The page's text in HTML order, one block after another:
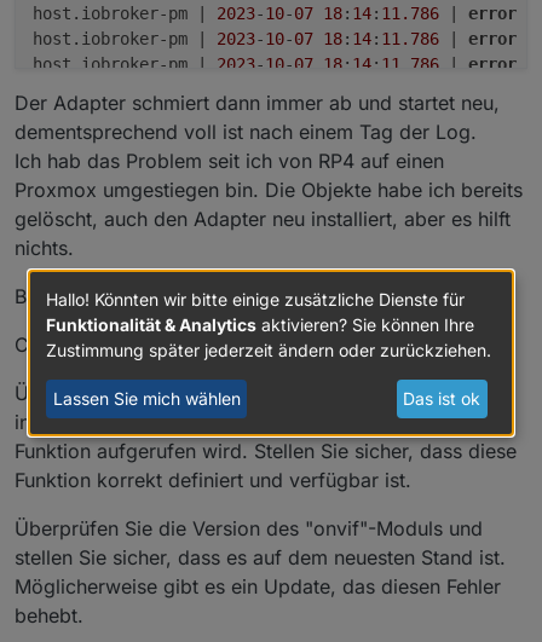
host.iobroker-pm | 2023-10-07 18: 14: 11.786 error
host.iobroker-pm | 2023-10-07 18: 14: 11.786 error
host.iobroker-pm | 2023-10-07 18: 14: 11.786 | error
tapo.0 | 2023 -10-07 18 : 14:11.698 | warn | Terminated
tapo.0 | 2023 -10-07 18 : 14:11.698 | info |
tapo. 0 | 2023-10-07 18 :14 :11.686 | error | callback.
tapo.0 | 2023-10-07 18:14:11.685 | error |
tapo.0 | 2023-10 -07 18:14:11.685 | error | uncaught
Der Adapter schmiert dann immer ab und startet neu,
dementsprechend voll ist nach einem Tag der Log.
Ich hab das Problem seit ich von RP4 auf einen
Proxmox umgestiegen bin. Die Objekte habe ich bereits
gelöscht, auch den Adapter neu installiert, aber es hilft
nichts.
Bin für jede Hilfe dankbar!
Chat-GPT schlägt mir folgendes vor:
Überprüfen Sie den Code im "tapo.0" Adapter,
insbesondere an der Stelle, an der die "callback.call"-
Funktion aufgerufen wird. Stellen Sie sicher, dass diese
Funktion korrekt definiert und verfügbar ist.
Überprüfen Sie die Version des "onvif"-Moduls und
stellen Sie sicher, dass es auf dem neuesten Stand ist.
Möglicherweise gibt es ein Update, das diesen Fehler
behebt.
Hallo! Könnten wir bitte einige zusätzliche Dienste für
Funktionalität & Analytics aktivieren? Sie können Ihre
Zustimmung später jederzeit ändern oder zurückziehen.
Lassen Sie mich wählen Das ist ok